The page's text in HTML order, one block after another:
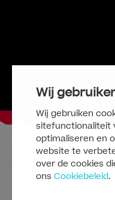
Wij
Wij gebruiken
sitefunctionaliteit
optimaliseren en
website te
over de cookies
ons Cookiebeleid.
27/7/2026
CLAYFACE
Nederlandse